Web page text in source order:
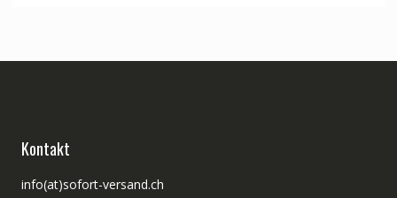
Kontakt
info(at)sofort-versand.ch